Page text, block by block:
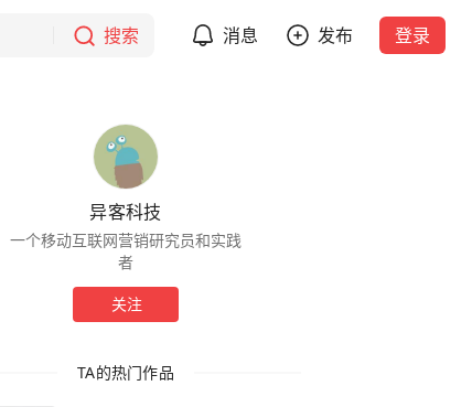
搜索 消息 发布 登录
异客科技
一个移动互联网营销研究员和实践
者
关注
TA的热门作品